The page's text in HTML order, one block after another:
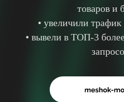
товаров и
• увеличили трафик
• вывели в ТОП-3